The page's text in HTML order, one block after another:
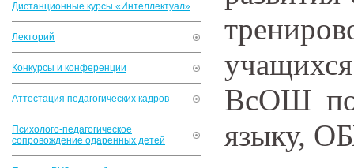
Дистанционные курсы «Интеллектуал»
Лекторий
Конкурсы и конференции
Аттестация педагогических кадров
Психолого-педагогическое
сопровождение одаренных детей
ВсОШ по
языку,